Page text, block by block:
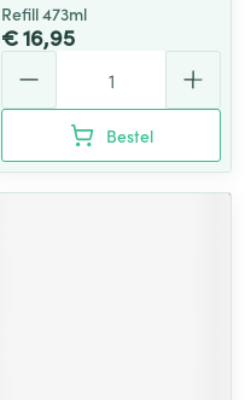
Refill 473ml
€ 16,95
Bestel